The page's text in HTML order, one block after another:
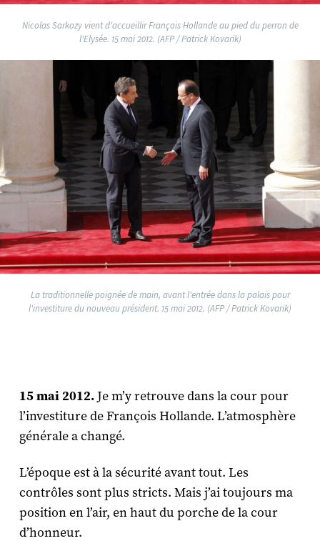
Nicolas Sarkozy vient d'accueillir François Hollande au pied du perron de
l'Elysée. 15 mai 2012. (AFP / Patrick Kovarik)
La traditionnelle poignée de main, avant l'entrée dans la palais pour
l'investiture du nouveau président. 15 mai 2012. (AFP / Patrick Kovarik)
15 mai 2012.Je m’y retrouve dans la cour pour
l’investiture de François Hollande. L’atmosphère
générale a changé.
L’époque est à la sécurité avant tout. Les
contrôles sont plus stricts. Mais j’ai toujours ma
position en l’air, en haut du porche de la cour
d’honneur.